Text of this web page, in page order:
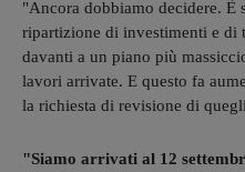
"Ancora dobbiamo decidere. È
ripartizione di investimenti e di
davanti a un piano più
lavori arrivate. E questo fa
la richiesta di revisione di
"Siamo arrivati al 12